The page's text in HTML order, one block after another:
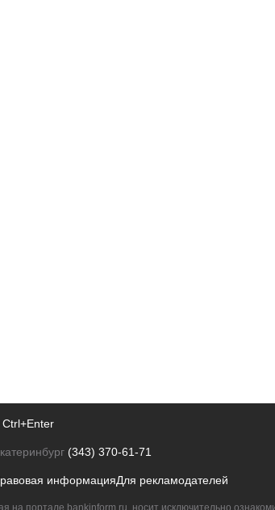
Ctrl+Enter
(343) 370-61-71
информацияДля рекламодателей
на портале bankinform.ru, носит исключительно